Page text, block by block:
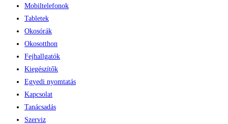
Mobiltelefonok
Tabletek
Okosórák
Okosotthon
Fejhallgatók
Kiegészítők
Egyedi nyomtatás
Kapcsolat
Tanácsadás
Szerviz